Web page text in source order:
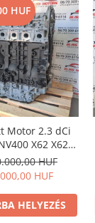
HUF
Motor 2.3 dCi
X62 X62B
euro 5HUF
HUF
HELYEZÉS